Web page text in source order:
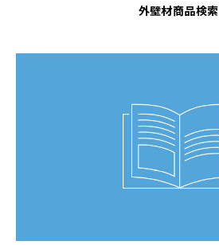
外壁材商品検索